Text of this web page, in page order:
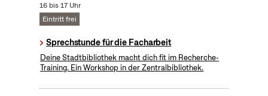
16 bis 17 Uhr
Eintritt frei
Sprechstunde für die Facharbeit
Deine Stadtbibliothek macht dich fit im Recherche-
Training. Ein Workshop in der Zentralbibliothek.